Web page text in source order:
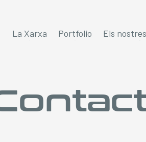
La Xarxa Portfolio Els